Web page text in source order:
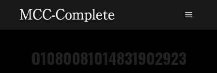
O1080081014831902923